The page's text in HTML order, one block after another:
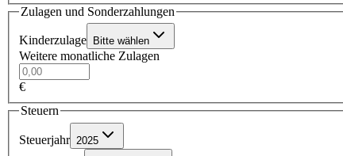
Zulagen und Sonderzahlungen
Kinderzulage Bitte wählen
Weitere monatliche Zulagen
€
Steuern
Steuerjahr 2025